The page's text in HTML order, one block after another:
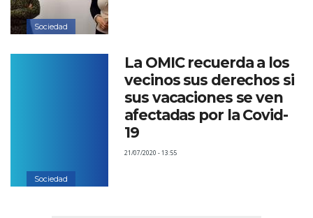
Sociedad
Sociedad
La OMIC recuerda a los
vecinos sus derechos si
sus vacaciones se ven
afectadas por la Covid-
19
21/07/2020 - 13:55